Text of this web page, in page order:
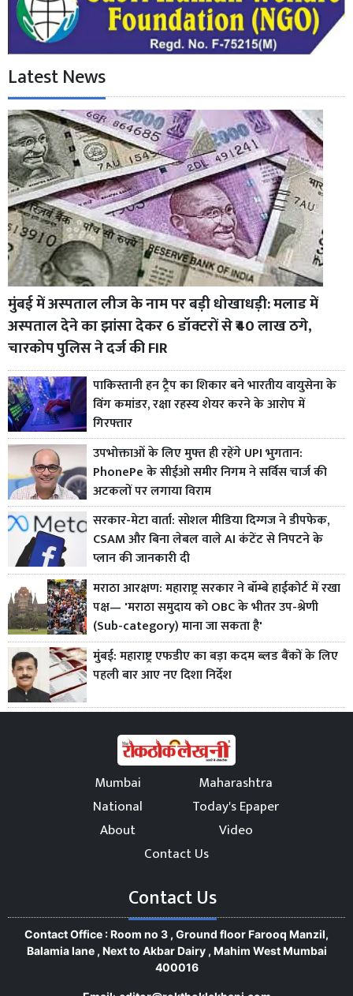
Latest News
मुंबई में अस्पताल लीज के नाम पर बड़ी धोखाधड़ी: मलाड में
अस्पताल देने का झांसा देकर 6 डॉक्टरों से ₹40 लाख ठगे,
चारकोप पुलिस ने दर्ज की FIR
पाकिस्तानी हन ट्रैप का शिकार बने भारतीय वायुसेना के
विंग कमांडर, रक्षा रहस्य शेयर करने के आरोप में
गिरफ्तार
उपभोक्ताओं के लिए मुफ्त ही रहेंगे UPI भुगतान:
PhonePe के सीईओ समीर निगम ने सर्विस चार्ज की
अटकलों पर लगाया विराम
सरकार-मेटा वार्ता: सोशल मीडिया दिग्गज ने डीपफेक,
CSAM और बिना लेबल वाले AI कंटेंट से निपटने के
प्लान की जानकारी दी
मराठा आरक्षण: महाराष्ट्र सरकार ने बॉम्बे हाईकोर्ट में रखा
पक्ष— 'मराठा समुदाय को OBC के भीतर उप-श्रेणी
(Sub-category) माना जा सकता है'
मुंबई: महाराष्ट्र एफडीए का बड़ा कदम ब्लड बैंकों के लिए
पहली बार आए नए दिशा निर्देश
Mumbai
Maharashtra
National
Today's Epaper
About
Video
Contact Us
Contact Us
Contact Office : Room no 3 , Ground floor Farooq Manzil,
Balamia lane , Next to Akbar Dairy , Mahim West Mumbai
400016